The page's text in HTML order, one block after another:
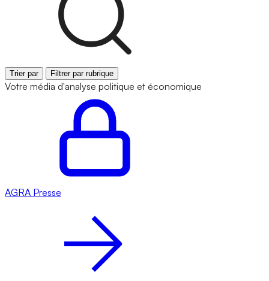
Trier par Filtrer par rubrique
Votre média d'analyse politique et économique
AGRA Presse